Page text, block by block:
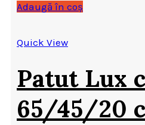
Adaugă în coș
Quick View
Patut Lux
65/45/20